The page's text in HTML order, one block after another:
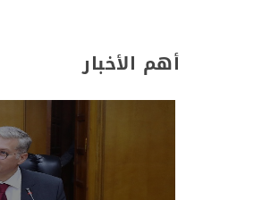
أهم الأخبار